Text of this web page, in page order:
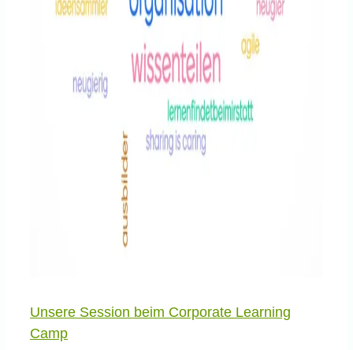
Unsere Session beim Corporate Learning
Camp